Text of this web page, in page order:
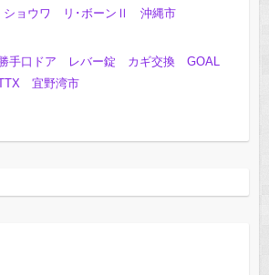
ショウワ リ･ボーンⅡ 沖縄市
手口ドア レバー錠 カギ交換 GOAL
宜野湾市